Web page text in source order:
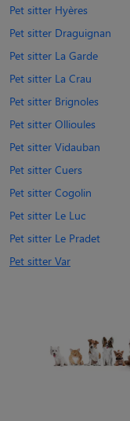
Pet sitter Hyères
Pet sitter Draguignan
Pet sitter La Garde
Pet sitter La Crau
Pet sitter Brignoles
Pet sitter Ollioules
Pet sitter Vidauban
Pet sitter Cuers
Pet sitter Cogolin
Pet sitter Le Luc
Pet sitter Le Pradet
Pet sitter Var